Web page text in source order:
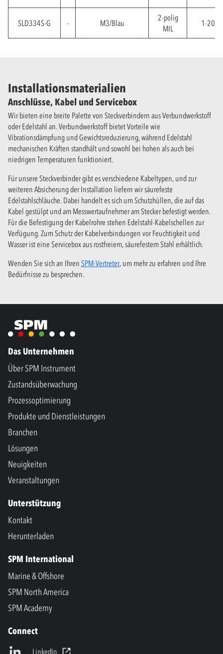
SLD334S-G - M3/Blau
2-polig
MIL
1-
Installationsmaterialien
Anschlüsse, Kabel und Servicebox
Wir bieten eine breite Palette von Steckverbindern aus Verbundwerkstoff
oder Edelstahl an. Verbundwerkstoff bietet Vorteile wie
Vibrationsdämpfung und Gewichtsreduzierung, während Edelstahl
mechanischen Kräften standhält und sowohl bei hohen als auch bei
niedrigen Temperaturen funktioniert.
Für unsere Steckverbinder gibt es verschiedene Kabeltypen, und zur
weiteren Absicherung der Installation liefern wir säurefeste
Edelstahlschläuche. Dabei handelt es sich um Schutzhüllen, die auf das
Kabel gestülpt und am Messwertaufnehmer am Stecker befestigt werden.
Für die Befestigung der Kabelrohre stehen Edelstahl-Kabelschellen zur
Verfügung. Zum Schutz der Kabelverbindungen vor Feuchtigkeit und
Wasser ist eine Servicebox aus rostfreiem, säurefestem Stahl erhältlich.
Wenden Sie sich an Ihren SPM-Vertreter, um mehr zu erfahren und Ihre
Bedürfnisse zu besprechen.
Das Unternehmen
Über SPM Instrument
Zustandsüberwachung
Prozessoptimierung
Produkte und Dienstleistungen
Branchen
Lösungen
Neuigkeiten
Veranstaltungen
Unterstützung
Kontakt
Herunterladen
SPM International
Marine & Offshore
SPM North America
SPM Academy
Connect
LinkedIn